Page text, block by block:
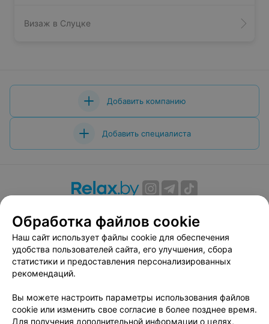
Визаж в Слуцке
Добавить компанию
Добавить специалиста
Вакансии
Публичный договор
Способы оплаты
Публичный договор по использованию сервиса
«Афиша»
Пользовательское соглашение
Связаться по вопросам сотрудничества
Написать руководителю relax.by
Обработка файлов cookie
Наш сайт использует файлы cookie для обеспечения
удобства пользователей сайта, его улучшения, сбора
статистики и предоставления персонализированных
рекомендаций.
Вы можете настроить параметры использования файлов
cookie или изменить свое согласие в более позднее время.
Для получения дополнительной информации о целях,